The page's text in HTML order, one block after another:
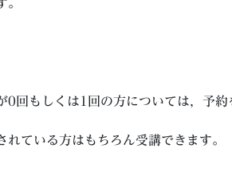
。
0回もしくは1回の方については，予約
ている方はもちろん受講できます。